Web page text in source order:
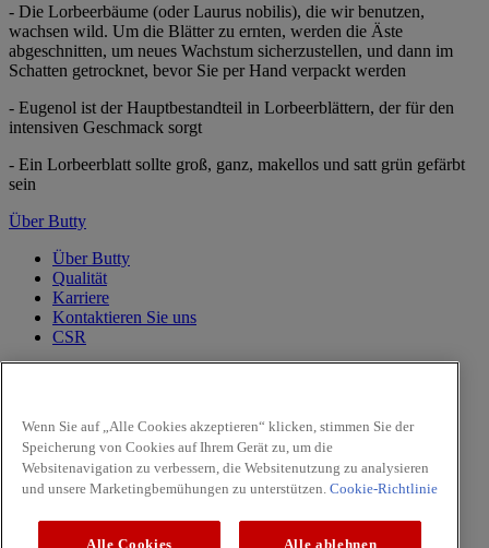
- Die Lorbeerbäume (oder Laurus nobilis), die wir benutzen,
wachsen wild. Um die Blätter zu ernten, werden die Äste
abgeschnitten, um neues Wachstum sicherzustellen, und dann im
Schatten getrocknet, bevor Sie per Hand verpackt werden
- Eugenol ist der Hauptbestandteil in Lorbeerblättern, der für den
intensiven Geschmack sorgt
- Ein Lorbeerblatt sollte groß, ganz, makellos und satt grün gefärbt
sein
Über Butty
Über Butty
Qualität
Karriere
Kontaktieren Sie uns
CSR
Kräuter
Aromamühlen
Fleisch & Geflügel
Pilze
Facebook
Wenn Sie auf „Alle Cookies akzeptieren“ klicken, stimmen Sie der
Speicherung von Cookies auf Ihrem Gerät zu, um die
Websitenavigation zu verbessern, die Websitenutzung zu analysieren
und unsere Marketingbemühungen zu unterstützen. Cookie-Richtlinie
Alle Cookies Alle ablehnen